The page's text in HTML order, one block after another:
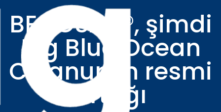
BECOSAN®, şimdi
Big Blue Ocean
Cleanup’ın resmi
ortağı